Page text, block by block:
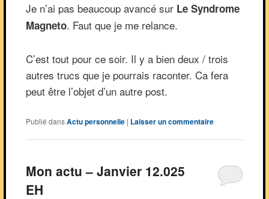
Je n’ai pas beaucoup avancé sur Le Syndrome
Magneto. Faut que je me relance.
C’est tout pour ce soir. Il y a bien deux / trois
autres trucs que je pourrais raconter. Ca fera
peut être l’objet d’un autre post.
Publié dans Actu personnelle | Laisser un commentaire
Mon actu – Janvier 12.025
EH